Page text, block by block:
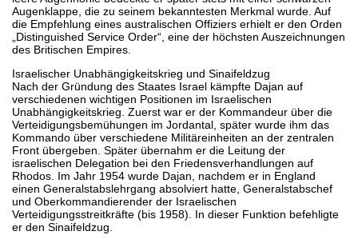
Augenklappe, die zu seinem bekanntesten Merkmal wurde. Auf
die Empfehlung eines australischen Offiziers erhielt er den Orden
„Distinguished Service Order“, eine der höchsten Auszeichnungen
des Britischen Empires.
Israelischer Unabhängigkeitskrieg und Sinaifeldzug
Nach der Gründung des Staates Israel kämpfte Dajan auf
verschiedenen wichtigen Positionen im Israelischen
Unabhängigkeitskrieg. Zuerst war er der Kommandeur über die
Verteidigungsbemühungen im Jordantal, später wurde ihm das
Kommando über verschiedene Militäreinheiten an der zentralen
Front übergeben. Später übernahm er die Leitung der
israelischen Delegation bei den Friedensverhandlungen auf
Rhodos. Im Jahr 1954 wurde Dajan, nachdem er in England
einen Generalstabslehrgang absolviert hatte, Generalstabschef
und Oberkommandierender der Israelischen
Verteidigungsstreitkräfte (bis 1958). In dieser Funktion befehligte
er den Sinaifeldzug.